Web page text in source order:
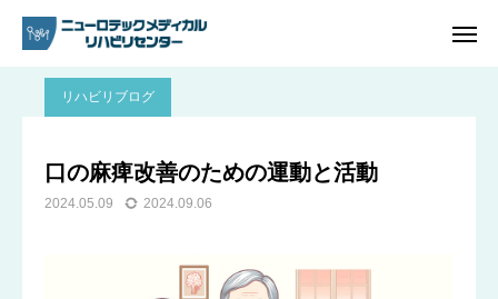
ブログ リハビリブログ
リハビリブログ
口の麻痺改善のための運動と活動
2024.05.09 2024.09.06
アクセス